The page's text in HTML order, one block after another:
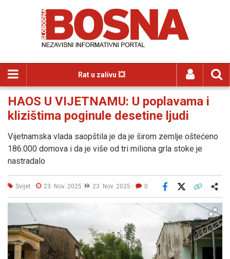
Rat u zalivu 💥
HAOS U VIJETNAMU: U poplavama i
klizištima poginule desetine ljudi
Vijetnamska vlada saopštila je da je širom zemlje oštećeno
186.000 domova i da je više od tri miliona grla stoke je
nastradalo
Svijet 23. Nov. 2025 23. Nov. 2025 0
Facebook